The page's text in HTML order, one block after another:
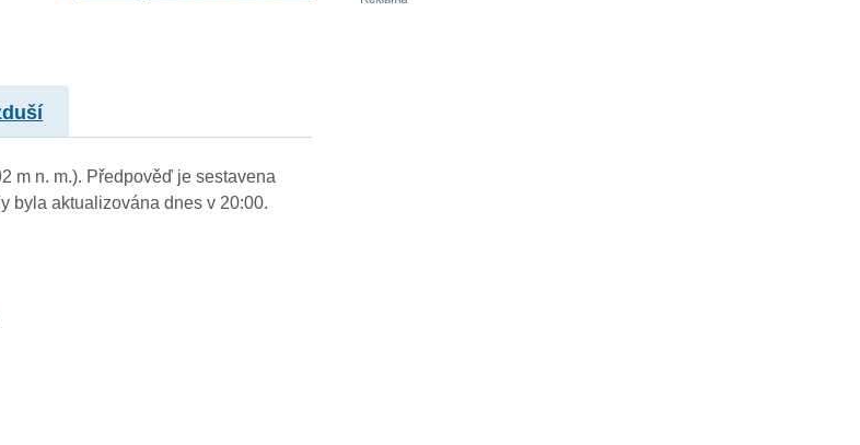
m n. m.). Předpověď je sestavena
byla aktualizována dnes v 20:00.